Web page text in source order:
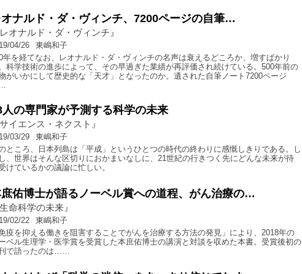
オナルド・ダ・ヴィンチ、7200ページの自筆…
レオナルド・ダ・ヴィンチ』
04/26
東嶋和子
年を経てなお、レオナルド・ダ・ヴィンチの名声は衰えるどころか、増すばかり
科学技術の進歩によって、その早過ぎた業績が再評価され続けている。500年前の
がいかにして歴史的な「天才」となったのか。遺された自筆ノート7200ページ
人の専門家が予測する科学の未来
サイエンス・ネクスト』
03/29
東嶋和子
ところ、日本列島は「平成」というひとつの時代の終わりに感慨しきりである。し
、世界はそんな区切りにおかまいなしに、21世紀の行きつく先にどんな未来が待
けているかの議論に忙しい。
佑博士が語るノーベル賞への道程、がん治療の…
生命科学の未来』
02/22
東嶋和子
免疫を抑える働きを阻害することでがんを治療する方法の発見」により、2018年の
ベル生理学・医学賞を受賞した本庶佑博士の講演と対談を収めた本書。受賞後初の
で語ったのは……